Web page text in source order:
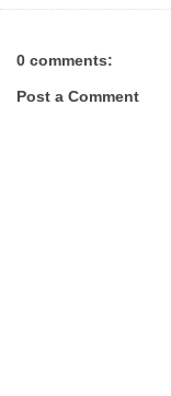
0 comments:
Post a Comment